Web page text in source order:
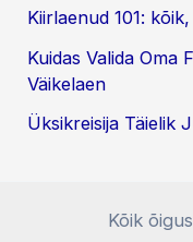
Kiirlaenud 101:
Kuidas Valida Oma
Väikelaen
Üksikreisija Täielik
Kõik